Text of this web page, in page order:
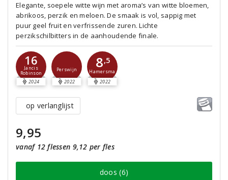
Elegante, soepele witte wijn met aroma’s van witte bloemen,
abrikoos, perzik en meloen. De smaak is vol, sappig met
puur geel fruit en verfrissende zuren. Lichte
perzikschilbitters in de aanhoudende finale.
16
Jancis
Robinson
2024
Perswijn
2022
8,5
Hamersma
2022
op verlanglijst
9,95
vanaf 12 flessen 9,12 per fles
doos (6)